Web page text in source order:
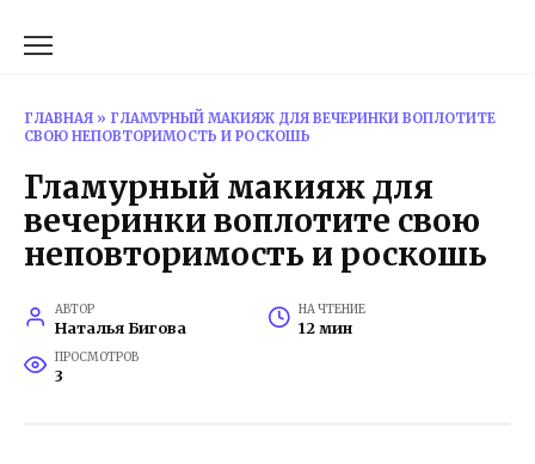
ГЛАВНАЯ » ГЛАМУРНЫЙ МАКИЯЖ ДЛЯ ВЕЧЕРИНКИ ВОПЛОТИТЕ
СВОЮ НЕПОВТОРИМОСТЬ И РОСКОШЬ
Гламурный макияж для
вечеринки воплотите свою
неповторимость и роскошь
АВТОР
Наталья Бигова
НА ЧТЕНИЕ
12 мин
ПРОСМОТРОВ
3